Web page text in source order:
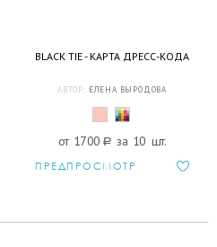
BLACK TIE - КАРТА ДРЕСС-КОДА
АВТОР: ЕЛЕНА ВЫРОДОВА
от 1700 a за 10 шт.
ПРЕДПРОСМОТР